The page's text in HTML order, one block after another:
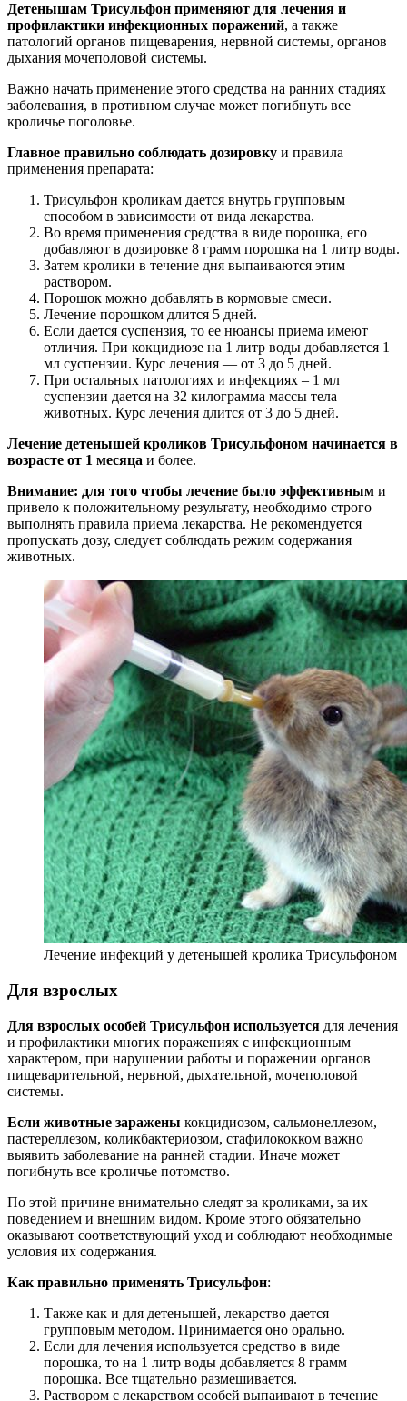
Детенышам Трисульфон применяют для лечения и
профилактики инфекционных поражений, а также
патологий органов пищеварения, нервной системы, органов
дыхания мочеполовой системы.
Важно начать применение этого средства на ранних стадиях
заболевания, в противном случае может погибнуть все
кроличье поголовье.
Главное правильно соблюдать дозировку и правила
применения препарата:
Трисульфон кроликам дается внутрь групповым
способом в зависимости от вида лекарства.
Во время применения средства в виде порошка, его
добавляют в дозировке 8 грамм порошка на 1 литр воды.
Затем кролики в течение дня выпаиваются этим
раствором.
Порошок можно добавлять в кормовые смеси.
Лечение порошком длится 5 дней.
Если дается суспензия, то ее нюансы приема имеют
отличия. При кокцидиозе на 1 литр воды добавляется 1
мл суспензии. Курс лечения — от 3 до 5 дней.
При остальных патологиях и инфекциях – 1 мл
суспензии дается на 32 килограмма массы тела
животных. Курс лечения длится от 3 до 5 дней.
Лечение детенышей кроликов Трисульфоном начинается в
возрасте от 1 месяца и более.
Внимание: для того чтобы лечение было эффективным и
привело к положительному результату, необходимо строго
выполнять правила приема лекарства. Не рекомендуется
пропускать дозу, следует соблюдать режим содержания
животных.
Лечение инфекций у детенышей кролика Трисульфоном
Для взрослых
Для взрослых особей Трисульфон используется для лечения
и профилактики многих поражениях с инфекционным
характером, при нарушении работы и поражении органов
пищеварительной, нервной, дыхательной, мочеполовой
системы.
Если животные заражены кокцидиозом, сальмонеллезом,
пастереллезом, коликбактериозом, стафилококком важно
выявить заболевание на ранней стадии. Иначе может
погибнуть все кроличье потомство.
По этой причине внимательно следят за кроликами, за их
поведением и внешним видом. Кроме этого обязательно
оказывают соответствующий уход и соблюдают необходимые
условия их содержания.
Как правильно применять Трисульфон:
Также как и для детенышей, лекарство дается
групповым методом. Принимается оно орально.
Если для лечения используется средство в виде
порошка, то на 1 литр воды добавляется 8 грамм
порошка. Все тщательно размешивается.
Раствором с лекарством особей выпаивают в течение